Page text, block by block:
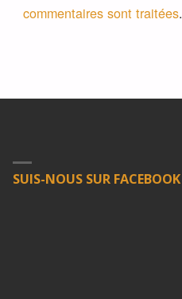
commentaires sont traitées.
SUIS-NOUS SUR FACEBOOK